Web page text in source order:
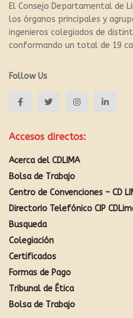
El Consejo Departamental de
los órganos principales y
ingenieros colegiados de
conformando un total de 19
Follow Us
Accesos directos:
Acerca del CDLIMA
Bolsa de Trabajo
Centro de Convenciones – CD
Directorio Telefónico CIP
Busqueda
Colegiación
Certificados
Formas de Pago
Tribunal de Ética
Bolsa de Trabajo